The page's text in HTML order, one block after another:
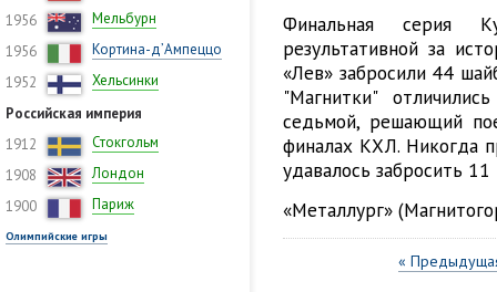
1956
Мельбурн
1956
Кортина-д’Ампеццо
1952
Хельсинки
Российская империя
1912
Стокгольм
1908
Лондон
1900
Париж
Олимпийские игры
Финальная серия
результативной за
«Лев» забросили 44
"Магнитки"
седьмой, решающий
финалах КХЛ. Никогда
удавалось забросить 11
«Металлург»
«